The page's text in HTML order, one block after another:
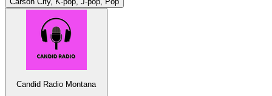
Candid Radio Montana